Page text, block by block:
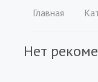
Главная
Нет